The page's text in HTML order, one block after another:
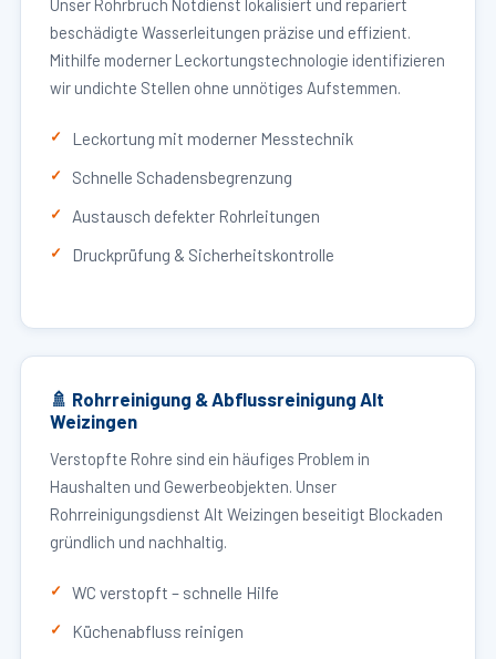
Unser Rohrbruch Notdienst lokalisiert und repariert
beschädigte Wasserleitungen präzise und effizient.
Mithilfe moderner Leckortungstechnologie identifizieren
wir undichte Stellen ohne unnötiges Aufstemmen.
Leckortung mit moderner Messtechnik
Schnelle Schadensbegrenzung
Austausch defekter Rohrleitungen
Druckprüfung & Sicherheitskontrolle
🚿 Rohrreinigung & Abflussreinigung Alt
Weizingen
Verstopfte Rohre sind ein häufiges Problem in
Haushalten und Gewerbeobjekten. Unser
Rohrreinigungsdienst Alt Weizingen beseitigt Blockaden
gründlich und nachhaltig.
WC verstopft – schnelle Hilfe
Küchenabfluss reinigen